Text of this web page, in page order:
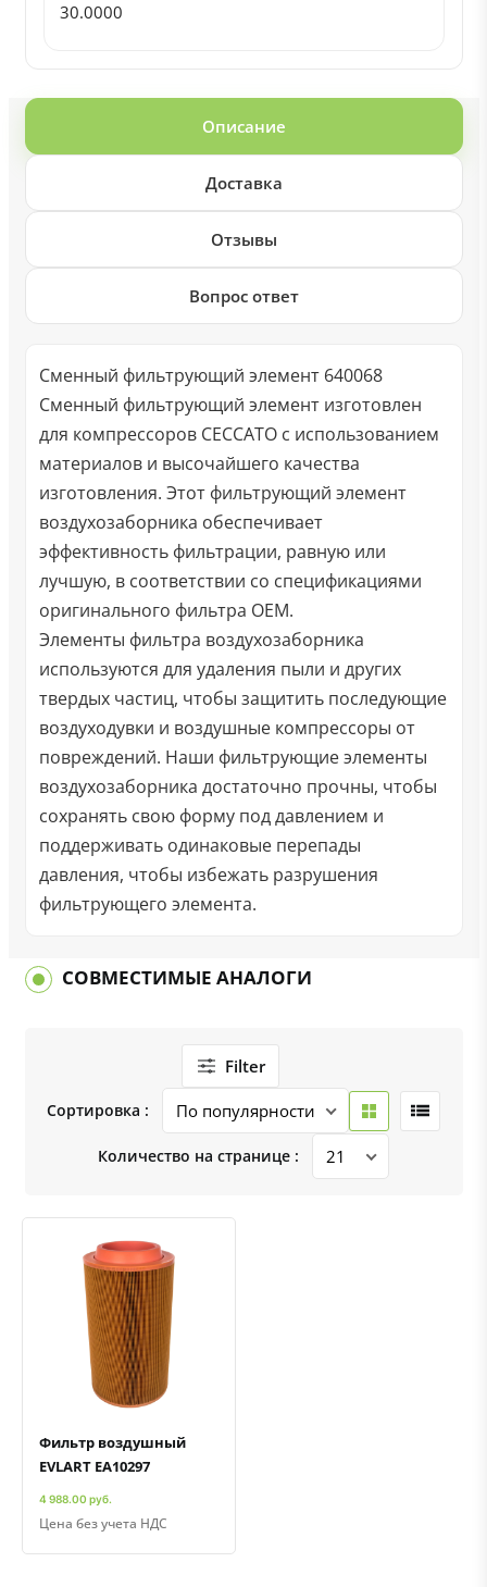
30.0000
Описание
Доставка
Отзывы
Вопрос ответ
Сменный фильтрующий элемент 640068
Сменный фильтрующий элемент изготовлен
для компрессоров CECCATO с использованием
материалов и высочайшего качества
изготовления. Этот фильтрующий элемент
воздухозаборника обеспечивает
эффективность фильтрации, равную или
лучшую, в соответствии со спецификациями
оригинального фильтра OEM.
Элементы фильтра воздухозаборника
используются для удаления пыли и других
твердых частиц, чтобы защитить последующие
воздуходувки и воздушные компрессоры от
повреждений. Наши фильтрующие элементы
воздухозаборника достаточно прочны, чтобы
сохранять свою форму под давлением и
поддерживать одинаковые перепады
давления, чтобы избежать разрушения
фильтрующего элемента.
СОВМЕСТИМЫЕ АНАЛОГИ
Filter
Сортировка :
Количество на странице :
Быстрый просмотрДобавить к сравнению
Добавить в избранное
Фильтр воздушный
EVLART EA10297
4 988.00 руб.
Цена без учета НДС